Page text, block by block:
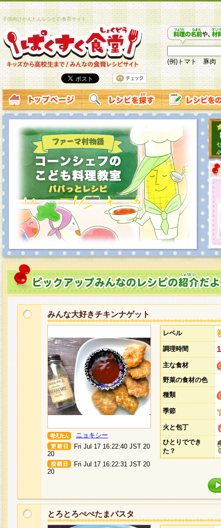
子供向けかんたんレシピの食育サイト
(例)トマト 豚肉
みんな大好きチキンナゲット
ニョキシー
Fri Jul 17 16:22:40 JST 20
20
Fri Jul 17 16:22:31 JST 20
20
レベル
調理時間
主な食材
野菜の食材の色
種類
季節
火と包丁
ひとりででき
た？
とろとろぺぺたまパスタ